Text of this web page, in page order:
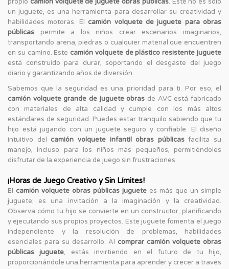
un juguete, es una herramienta para desarrollar su creatividad y
habilidades motoras. El camión volquete de juguete para obras
públicas permite a los niños crear escenarios imaginarios,
transportando arena, piedras o cualquier material que encuentren
en su camino. Este camión volquete de plástico resistente juguete
está construido para durar, soportando el desgaste del juego
diario y garantizando años de diversión.
Sabemos que la seguridad es una prioridad para ti. Por eso, el
camión volquete grande de juguete obras de AVC está fabricado
con materiales de alta calidad y cumple con los más altos
estándares de seguridad. Puedes estar tranquilo sabiendo que tu
hijo está jugando con un juguete seguro y confiable. El diseño
intuitivo del camión volquete infantil obras públicasfacilita su
manejo, incluso para los niños más pequeños, permitiéndoles
disfrutar de la experiencia de juego sin frustraciones.
¡Horas de Juego Creativo y Sin Límites!
El camión volquete obras públicas juguete es más que un simple
juguete; es una invitación a la imaginación y la creatividad.
Observa cómo tu hijo se convierte en un constructor, planificando
y ejecutando sus propios proyectos. Este juguete fomenta el juego
independiente y la resolución de problemas, habilidades
esenciales para su desarrollo. Al comprar camión volquete obras
públicas juguete, estás invirtiendo en el futuro de tu hijo,
proporcionándole una herramienta para aprender y crecer a través